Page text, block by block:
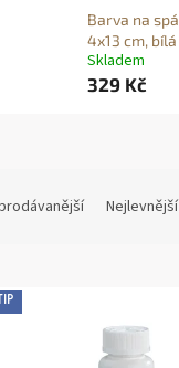
Barva na
4x13 cm, bílá
Skladem
329 Kč
Nejlevnější
TIP